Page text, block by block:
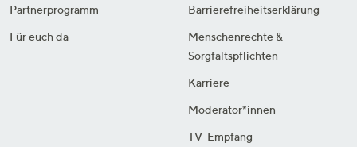
Partnerprogramm
Für euch da
Barrierefreiheitserklärung
Menschenrechte &
Sorgfaltspflichten
Karriere
Moderator*innen
TV-Empfang